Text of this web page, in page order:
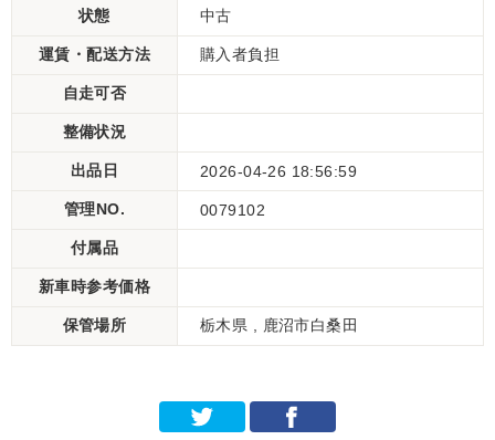
状態 中古
運賃・配送方法 購入者負担
自走可否
整備状況
出品日 2026-04-26 18:56:59
管理NO. 0079102
付属品
新車時参考価格
保管場所 栃木県 , 鹿沼市白桑田